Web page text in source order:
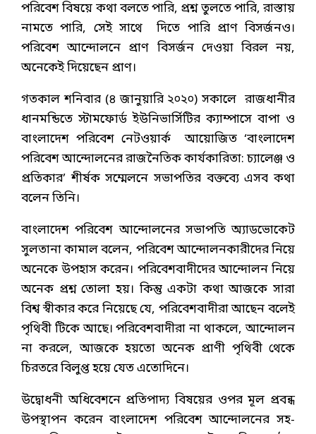
পরিবেশ বিষয়ে কথা বলতে পারি, প্রশ্ন তুলতে পারি, রাস্তায়
নামতে পারি, সেই সাথে দিতে পারি প্রাণ বিসর্জনও।
পরিবেশ আন্দোলনে প্রাণ বিসর্জন দেওয়া বিরল নয়,
অনেকেই দিয়েছেন প্রাণ।
গতকাল শনিবার (৪ জানুয়ারি ২০২০) সকালে রাজধানীর
ধানমন্ডিতে স্টামফোর্ড ইউনিভার্সিটির ক্যাম্পাসে বাপা ও
বাংলাদেশ পরিবেশ নেটওয়ার্ক আয়োজিত ‘বাংলাদেশ
পরিবেশ আন্দোলনের রাজনৈতিক কার্যকারিতা: চ্যালেঞ্জ ও
প্রতিকার’ শীর্ষক সম্মেলনে সভাপতির বক্তব্যে এসব কথা
বলেন তিনি।
বাংলাদেশ পরিবেশ আন্দোলনের সভাপতি অ্যাডভোকেট
সুলতানা কামাল বলেন, পরিবেশ আন্দোলনকারীদের নিয়ে
অনেকে উপহাস করেন। পরিবেশবাদীদের আন্দোলন নিয়ে
অনেক প্রশ্ন তোলা হয়। কিন্তু একটা কথা আজকে সারা
বিশ্ব স্বীকার করে নিয়েছে যে, পরিবেশবাদীরা আছেন বলেই
পৃথিবী টিকে আছে। পরিবেশবাদীরা না থাকলে, আন্দোলন
না করলে, আজকে হয়তো অনেক প্রাণী পৃথিবী থেকে
চিরতরে বিলুপ্ত হয়ে যেত এতোদিনে।
উদ্বোধনী অধিবেশনে প্রতিপাদ্য বিষয়ের ওপর মূল প্রবন্ধ
উপস্থাপন করেন বাংলাদেশ পরিবেশ আন্দোলনের সহ-